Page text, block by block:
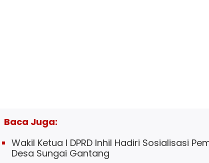
Baca Juga:
Wakil Ketua I DPRD Inhil Hadiri Sosialisasi
Desa Sungai Gantang